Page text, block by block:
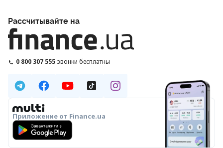
Рассчитывайте на
0 800 307 555 звонки бесплатны
Приложение от Finance.ua